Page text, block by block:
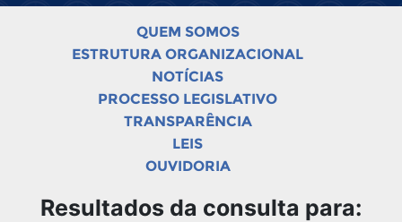
QUEM SOMOS
ESTRUTURA ORGANIZACIONAL
NOTÍCIAS
PROCESSO LEGISLATIVO
TRANSPARÊNCIA
LEIS
OUVIDORIA
Resultados da consulta para: